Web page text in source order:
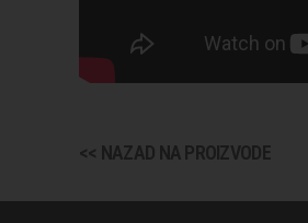
<< NAZAD NA PROIZVODE